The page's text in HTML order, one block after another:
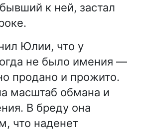
к ней, застал
Юлии, что у
не было имения —
продано и прожито.
масштаб обмана и
В бреду она
что наденет